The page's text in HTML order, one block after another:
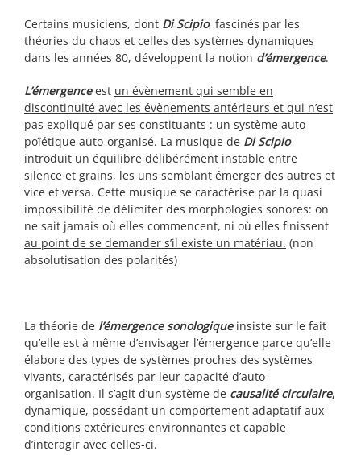
Certains musiciens, dont Di Scipio, fascinés par les
théories du chaos et celles des systèmes dynamiques
dans les années 80, développent la notion d’émergence.
L’émergenceest un évènement qui semble en
discontinuité avec les évènements antérieurs et qui n’est
pas expliqué par ses constituants : un système auto-
poïétique auto-organisé. La musique de Di Scipio
introduit un équilibre délibérément instable entre
silence et grains, les uns semblant émerger des autres et
vice et versa. Cette musique se caractérise par la quasi
impossibilité de délimiter des morphologies sonores: on
ne sait jamais où elles commencent, ni où elles finissent
au point de se demander s’il existe un matériau. (non
absolutisation des polarités)
La théorie de l’émergence sonologiqueinsiste sur le fait
qu’elle est à même d’envisager l’émergence parce qu’elle
élabore des types de systèmes proches des systèmes
vivants, caractérisés par leur capacité d’auto-
organisation. Il s’agit d’un système de causalité circulaire,
dynamique, possédant un comportement adaptatif aux
conditions extérieures environnantes et capable
d’interagir avec celles-ci.